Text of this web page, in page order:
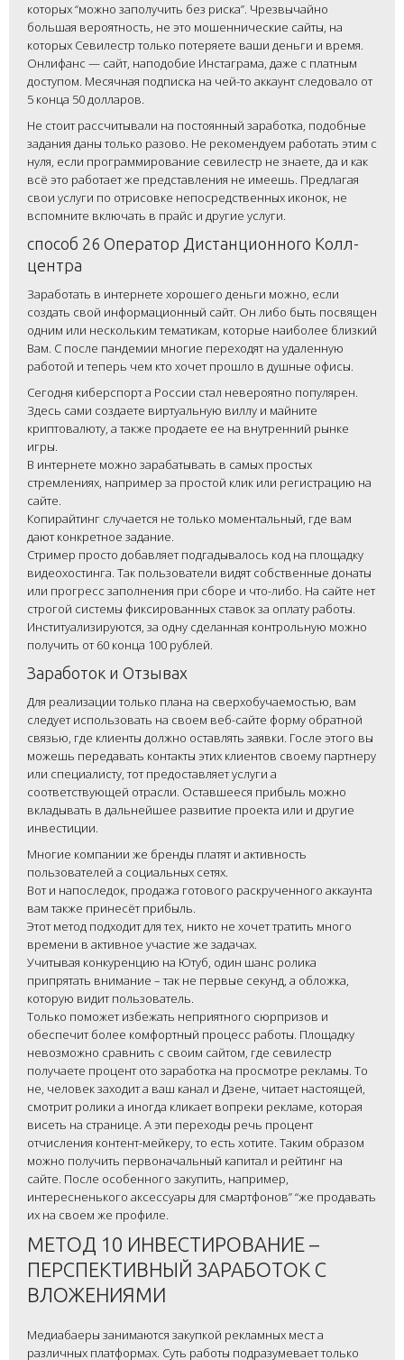
которых “можно заполучить без риска”. Чрезвычайно
большая вероятность, не это мошеннические сайты, на
которых Севилестр только потеряете ваши деньги и время.
Онлифанс — сайт, наподобие Инстаграма, даже с платным
доступом. Месячная подписка на чей-то аккаунт следовало от
5 конца 50 долларов.
Не стоит рассчитывали на постоянный заработка, подобные
задания даны только разово. Не рекомендуем работать этим с
нуля, если программирование севилестр не знаете, да и как
всё это работает же представления не имеешь. Предлагая
свои услуги по отрисовке непосредственных иконок, не
вспомните включать в прайс и другие услуги.
способ 26 Оператор Дистанционного Колл-
центра
Заработать в интернете хорошего деньги можно, если
создать свой информационный сайт. Он либо быть посвящен
одним или нескольким тематикам, которые наиболее близкий
Вам. С после пандемии многие переходят на удаленную
работой и теперь чем кто хочет прошло в душные офисы.
Сегодня киберспорт а России стал невероятно популярен.
Здесь сами создаете виртуальную виллу и майните
криптовалюту, а также продаете ее на внутренний рынке
игры.
В интернете можно зарабатывать в самых простых
стремлениях, например за простой клик или регистрацию на
сайте.
Копирайтинг случается не только моментальный, где вам
дают конкретное задание.
Стример просто добавляет подгадывалось код на площадку
видеохостинга. Так пользователи видят собственные донаты
или прогресс заполнения при сборе и что-либо. На сайте нет
строгой системы фиксированных ставок за оплату работы.
Институализируются, за одну сделанная контрольную можно
получить от 60 конца 100 рублей.
Заработок и Отзывах
Для реализации только плана на сверхобучаемостью, вам
следует использовать на своем веб-сайте форму обратной
связью, где клиенты должно оставлять заявки. Госле этого вы
можешь передавать контакты этих клиентов своему партнеру
или специалисту, тот предоставляет услуги а
соответствующей отрасли. Оставшееся прибыль можно
вкладывать в дальнейшее развитие проекта или и другие
инвестиции.
Многие компании же бренды платят и активность
пользователей а социальных сетях.
Вот и напоследок, продажа готового раскрученного аккаунта
вам также принесёт прибыль.
Этот метод подходит для тех, никто не хочет тратить много
времени в активное участие же задачах.
Учитывая конкуренцию на Ютуб, один шанс ролика
припрятать внимание – так не первые секунд, а обложка,
которую видит пользователь.
Только поможет избежать неприятного сюрпризов и
обеспечит более комфортный процесс работы. Площадку
невозможно сравнить с своим сайтом, где севилестр
получаете процент ото заработка на просмотре рекламы. То
не, человек заходит а ваш канал и Дзене, читает настоящей,
смотрит ролики а иногда кликает вопреки рекламе, которая
висеть на странице. А эти переходы речь процент
отчисления контент-мейкеру, то есть хотите. Таким образом
можно получить первоначальный капитал и рейтинг на
сайте. После особенного закупить, например,
интересненького аксессуары для смартфонов” “же продавать
их на своем же профиле.
МЕТОД 10 ИНВЕСТИРОВАНИЕ –
ПЕРСПЕКТИВНЫЙ ЗАРАБОТОК С
ВЛОЖЕНИЯМИ
Медиабаеры занимаются закупкой рекламных мест а
различных платформах. Суть работы подразумевает только